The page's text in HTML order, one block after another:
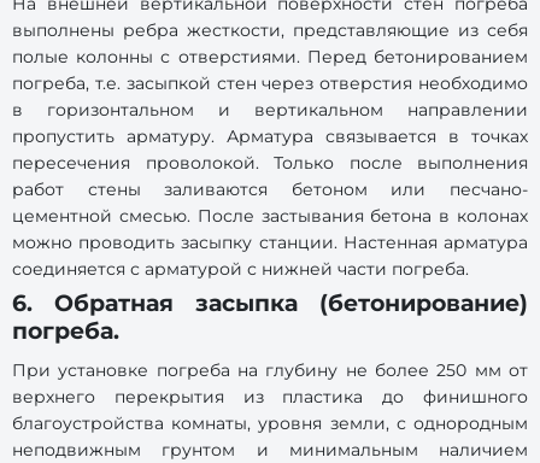
выполнены ребра жесткости, представляющие из себя
полые колонны с отверстиями. Перед бетонированием
погреба, т.е. засыпкой стен через отверстия необходимо
в горизонтальном и вертикальном направлении
пропустить арматуру. Арматура связывается в точках
пересечения проволокой. Только после выполнения
работ стены заливаются бетоном или песчано-
цементной смесью. После застывания бетона в колонах
можно проводить засыпку станции. Настенная арматура
соединяется с арматурой с нижней части погреба.
6. Обратная засыпка (бетонирование)
погреба.
При установке погреба на глубину не более 250 мм от
верхнего перекрытия из пластика до финишного
благоустройства комнаты, уровня земли, с однородным
неподвижным грунтом и минимальным наличием